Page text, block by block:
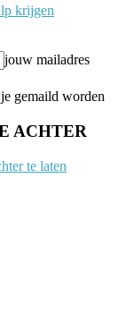
krijgen
jouw mailadres
gemaild worden
ACHTER
te laten